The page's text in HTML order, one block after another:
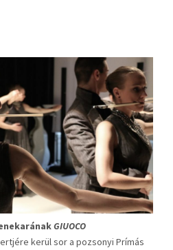
GIUOCO
kerül sor a pozsonyi Prímás